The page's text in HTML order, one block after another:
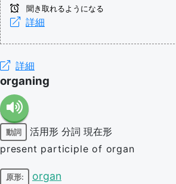
聞き取れるようになる
詳細
詳細
organing
動詞 活用形 分詞 現在形
present participle of organ
原形: organ